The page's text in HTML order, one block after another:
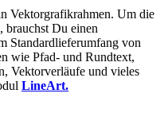
Vektorgrafikrahmen. Um die
brauchst Du einen
Standardlieferumfang von
wie Pfad- und Rundtext,
Vektorverläufe und vieles
LineArt.